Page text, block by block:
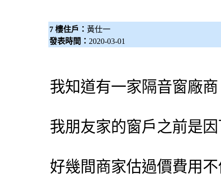
7 樓住戶： 黃仕一
發表時間： 2020-03-01
我知道有一家隔音窗廠
我朋友家的窗戶之前是
好幾間商家估過價費用